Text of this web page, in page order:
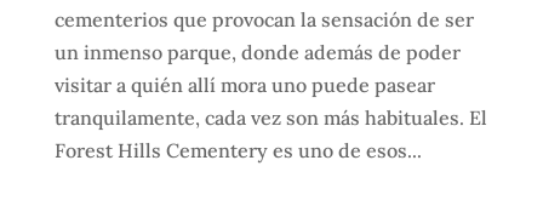
cementerios que provocan la sensación de ser
un inmenso parque, donde además de poder
visitar a quién allí mora uno puede pasear
tranquilamente, cada vez son más habituales. El
Forest Hills Cementery es uno de esos...